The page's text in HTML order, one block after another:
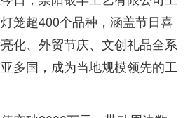
笼超400个品种，涵盖节日喜
化、外贸节庆、文创礼品全系
多国，成为当地规模领先的工